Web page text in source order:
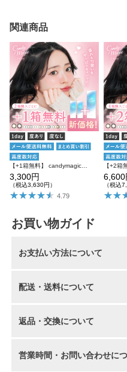
関連商品
3,300円
（税込3,630円）
4.79
6,600
（税込
お買い物ガイド
お支払い方法について
配送・送料について
返品・交換について
営業時間・お問い合わせに